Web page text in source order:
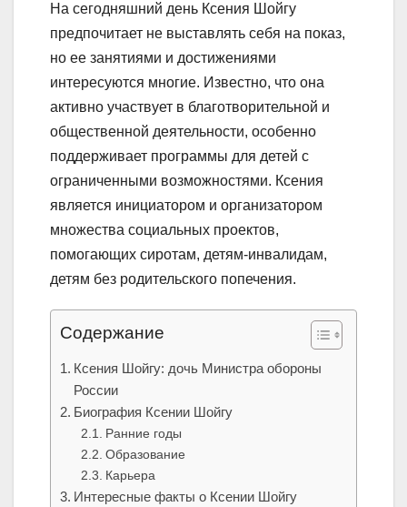
На сегодняшний день Ксения Шойгу
предпочитает не выставлять себя на показ,
но ее занятиями и достижениями
интересуются многие. Известно, что она
активно участвует в благотворительной и
общественной деятельности, особенно
поддерживает программы для детей с
ограниченными возможностями. Ксения
является инициатором и организатором
множества социальных проектов,
помогающих сиротам, детям-инвалидам,
детям без родительского попечения.
Содержание
Ксения Шойгу: дочь Министра обороны
России
Биография Ксении Шойгу
Ранние годы
Образование
Карьера
Интересные факты о Ксении Шойгу